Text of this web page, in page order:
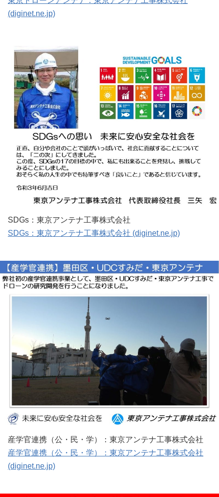
(diginet.ne.jp)
SDGs：東京アンテナ工事株式会社
SDGs：東京アンテナ工事株式会社 (diginet.ne.jp)
産学官連携（公・民・学）：東京アンテナ工事株式会社
産学官連携（公・民・学）：東京アンテナ工事株式会社
(diginet.ne.jp)